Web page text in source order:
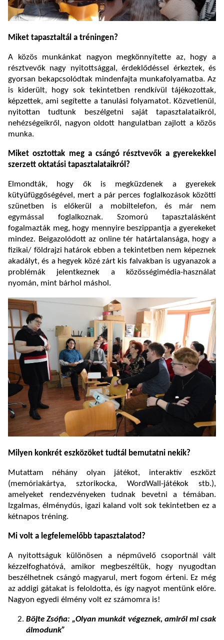
Miket tapasztaltál a tréningen?
A közös munkánkat nagyon megkönnyítette az, hogy a
résztvevők nagy nyitottsággal, érdeklődéssel érkeztek, és
gyorsan bekapcsolódtak mindenfajta munkafolyamatba. Az
is kiderült, hogy sok tekintetben rendkívül tájékozottak,
képzettek, ami segítette a tanulási folyamatot. Közvetlenül,
nyitottan tudtunk beszélgetni saját tapasztalataikról,
nehézségeikről, nagyon oldott hangulatban zajlott a közös
munka.
Miket osztottak meg a csángó résztvevők a gyerekekkel
szerzett oktatási tapasztalataikról?
Elmondták, hogy ők is megküzdenek a gyerekek
kütyüfüggőségével, mert a pár perces foglalkozások közötti
szünetben is előkerül a mobiltelefon, és már nem
egymással foglalkoznak. Szomorú tapasztalásként
fogalmazták meg, hogy mennyire beszippantja a gyerekeket
mindez. Beigazolódott az online tér határtalansága, hogy a
fizikai/ földrajzi határok ebben a tekintetben nem képeznek
akadályt, és a hegyek közé zárt kis falvakban is ugyanazok a
problémák jelentkeznek a közösségimédia-használat
nyomán, mint bárhol máshol.
Milyen konkrét eszközöket tudtál bemutatni nekik?
Mutattam néhány olyan játékot, interaktív eszközt
(memóriakártya, sztorikocka, WordWall-játékok stb.),
amelyeket rendezvényeken tudnak bevetni a témában.
Izgalmas, élménydús, igazi kaland volt sok tekintetben ez a
kétnapos tréning.
Mi volt a legfelemelőbb tapasztalatod?
A nyitottságuk különösen a népművelő csoportnál vált
kézzelfoghatóvá, amikor megbeszéltük, hogy nyugodtan
beszélhetnek csángó magyarul, mert fogom érteni. Ez még
az addigi gátakat is feloldotta, és így nagyot mentünk előre.
Nagyon egyedi élmény volt ez számomra is!
Böjte Zsófia: „Olyan munkát végeznek, amiről mi csak
álmodunk”